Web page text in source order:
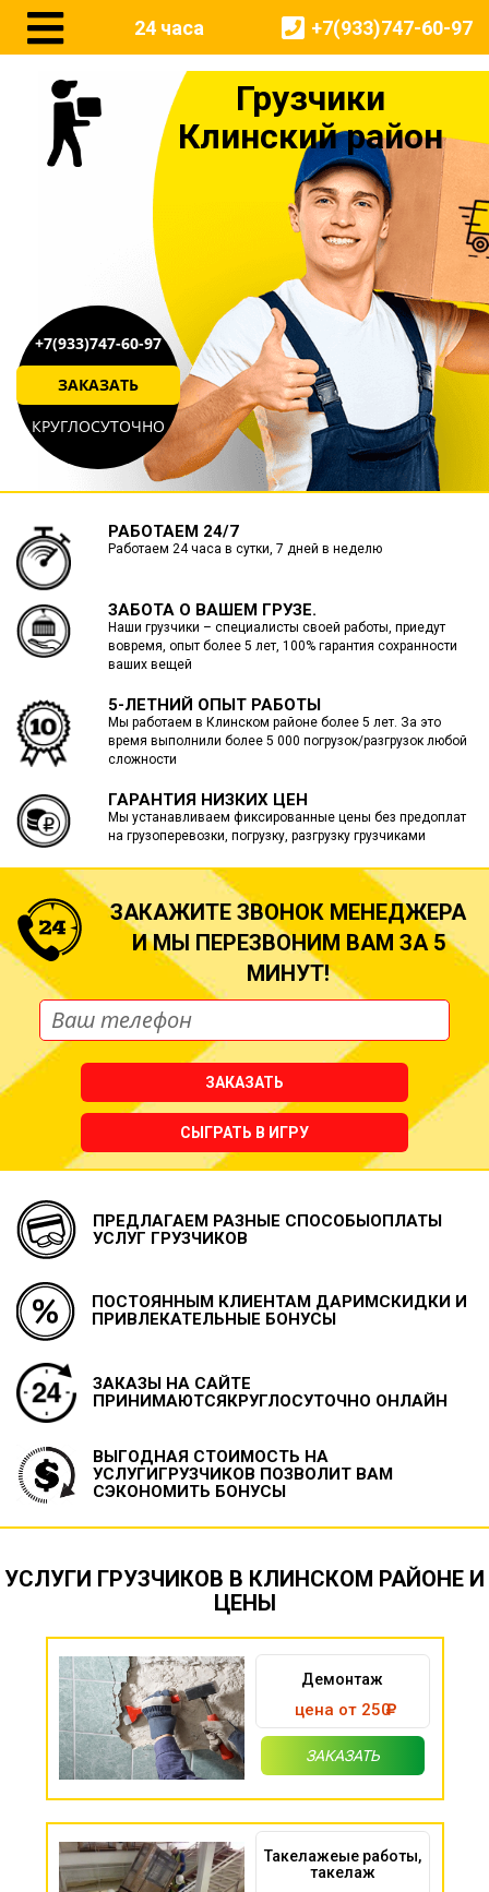
Грузчики
Клинский район
+7(933)747-60-97
ЗАКАЗАТЬ
КРУГЛОСУТОЧНО
24 часа +7(933)747-60-97
РАБОТАЕМ 24/7
Работаем 24 часа в сутки, 7 дней в неделю
ЗАБОТА О ВАШЕМ ГРУЗЕ.
Наши грузчики – специалисты своей работы, приедут
вовремя, опыт более 5 лет, 100% гарантия сохранности
ваших вещей
5-ЛЕТНИЙ ОПЫТ РАБОТЫ
Мы работаем в Клинском районе более 5 лет. За это
время выполнили более 5 000 погрузок/разгрузок любой
сложности
ГАРАНТИЯ НИЗКИХ ЦЕН
Мы устанавливаем фиксированные цены без предоплат
на грузоперевозки, погрузку, разгрузку грузчиками
ЗАКАЖИТЕ ЗВОНОК МЕНЕДЖЕРА
И МЫ ПЕРЕЗВОНИМ ВАМ ЗА 5
МИНУТ!
ЗАКАЗАТЬ
СЫГРАТЬ В ИГРУ
ПРЕДЛАГАЕМ РАЗНЫЕ СПОСОБЫОПЛАТЫ
УСЛУГ ГРУЗЧИКОВ
ПОСТОЯННЫМ КЛИЕНТАМ ДАРИМ СКИДКИ И
ПРИВЛЕКАТЕЛЬНЫЕ БОНУСЫ
ЗАКАЗЫ НА САЙТЕ
ПРИНИМАЮТСЯ КРУГЛОСУТОЧНО ОНЛАЙН
ВЫГОДНАЯ СТОИМОСТЬ НА
УСЛУГИГРУЗЧИКОВ ПОЗВОЛИТ ВАМ
СЭКОНОМИТЬ БОНУСЫ
УСЛУГИ ГРУЗЧИКОВ В КЛИНСКОМ РАЙОНЕ И
ЦЕНЫ
Демонтаж
цена от 250
ЗАКАЗАТЬ
Такелажеые работы,
такелаж